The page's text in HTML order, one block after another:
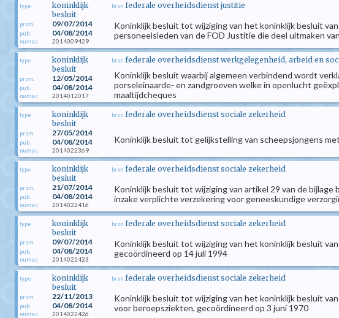
type
koninklijk
besluit
prom. 09/07/2014
pub. 04/08/2014
numac 2014009429
bron federale overheidsdienst justitie
Koninklijk besluit tot wijziging van het koninklijk besluit
personeelsleden van de FOD Justitie die deel uitmaken
type
koninklijk
besluit
prom. 12/05/2014
pub. 04/08/2014
numac 2014012017
bron federale overheidsdienst werkgelegenheid, arbeid en
Koninklijk besluit waarbij algemeen verbindend wordt
porseleinaarde- en zandgroeven welke in openlucht
maaltijdcheques
type
koninklijk
besluit
prom. 27/05/2014
pub. 04/08/2014
numac 2014022369
bron federale overheidsdienst sociale zekerheid
Koninklijk besluit tot gelijkstelling van scheepsjongens
type
koninklijk
besluit
prom. 21/07/2014
pub. 04/08/2014
numac 2014022416
bron federale overheidsdienst sociale zekerheid
Koninklijk besluit tot wijziging van artikel 29 van de
inzake verplichte verzekering voor geneeskundige
type
koninklijk
besluit
prom. 09/07/2014
pub. 04/08/2014
numac 2014022423
bron federale overheidsdienst sociale zekerheid
Koninklijk besluit tot wijziging van het koninklijk besluit
gecoördineerd op 14 juli 1994
type
koninklijk
besluit
prom. 22/11/2013
pub. 04/08/2014
numac 2014022426
bron federale overheidsdienst sociale zekerheid
Koninklijk besluit tot wijziging van het koninklijk besluit
voor beroepsziekten, gecoördineerd op 3 juni 1970